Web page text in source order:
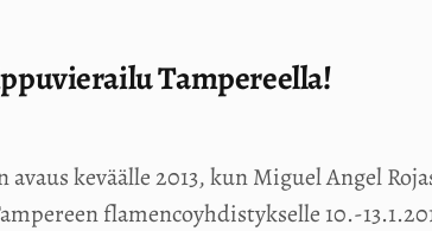
Tampereella!
avaus keväälle 2013, kun Miguel Angel
flamencoyhdistykselle 10.-